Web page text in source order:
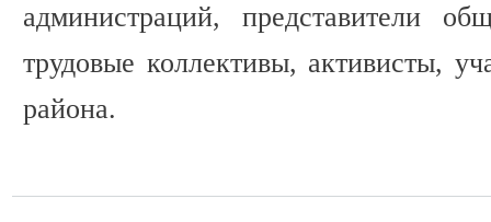
администраций, представители
трудовые коллективы, активисты,
района.